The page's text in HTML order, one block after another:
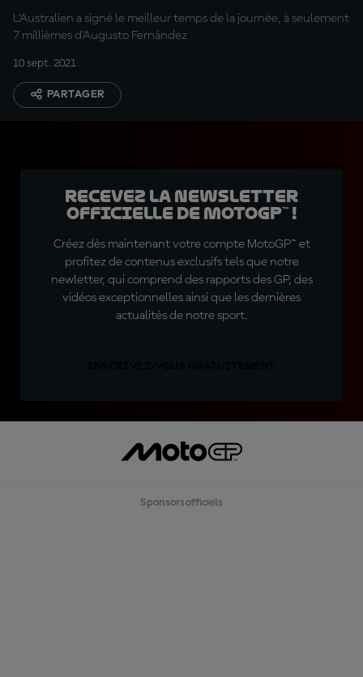
L'Australien a signé le meilleur temps de la journée, à seulement
7 millièmes d'Augusto Fernández
10 sept. 2021
PARTAGER
Recevez la Newsletter
officielle de MotoGP™ !
Créez dès maintenant votre compte MotoGP™ et
profitez de contenus exclusifs tels que notre
newletter, qui comprend des rapports des GP, des
vidéos exceptionnelles ainsi que les dernières
actualités de notre sport.
Sponsors officiels